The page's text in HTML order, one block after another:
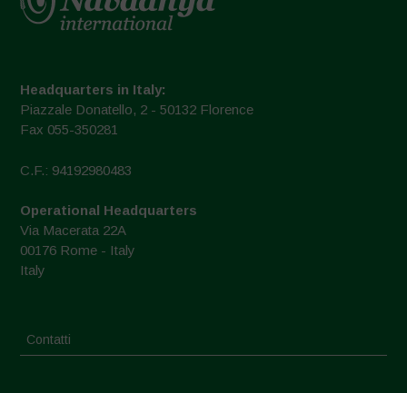
Headquarters in Italy:
Piazzale Donatello, 2 - 50132 Florence
Fax 055-350281
C.F.: 94192980483
Operational Headquarters
Via Macerata 22A
00176 Rome - Italy
Italy
Contatti